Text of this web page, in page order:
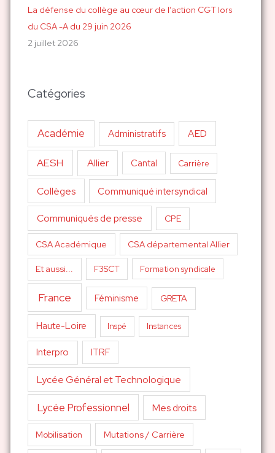
La défense du collège au cœur de l’action CGT lors
du CSA -A du 29 juin 2026
2 juillet 2026
Catégories
Académie Administratifs AED
AESH Allier Cantal Carrière
Collèges Communiqué intersyndical
Communiqués de presse CPE
CSA Académique CSA départemental Allier
Et aussi... F3SCT Formation syndicale
France Féminisme GRETA
Haute-Loire Inspé Instances
Interpro ITRF
Lycée Général et Technologique
Lycée Professionnel Mes droits
Mobilisation Mutations / Carrière